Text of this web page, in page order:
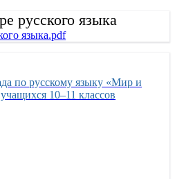
русского языка
языка.pdf
по русскому языку «Мир и
10–11 классов